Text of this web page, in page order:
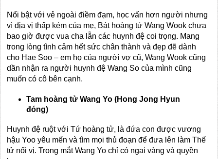
Nổi bật với vẻ ngoài điềm đạm, học vấn hơn người nhưng
vì địa vị thấp kém của mẹ, Bát hoàng tử Wang Wook chưa
bao giờ được vua cha lẫn các huynh đệ coi trọng. Mang
trong lòng tình cảm hết sức chân thành và đẹp đẽ dành
cho Hae Soo – em họ của người vợ cũ, Wang Wook cũng
dần nhận ra người huynh đệ Wang So của mình cũng
muốn có cô bên cạnh.
Tam hoàng tử WangYo (Hong Jong Hyun
đóng)
Huynh đệ ruột với Tứ hoàng tử, là đứa con được vương
hậu Yoo yêu mến và tìm mọi thủ đoạn để đưa lên làm Thế
tử nối vị. Trong mắt Wang Yo chỉ có ngai vàng và quyền